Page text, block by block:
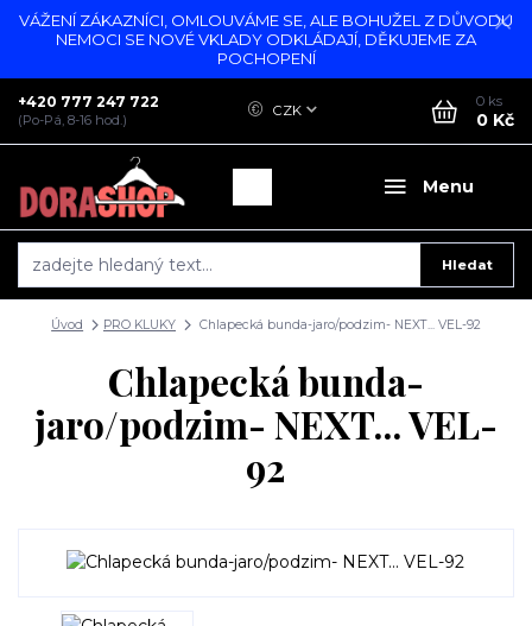
VÁŽENÍ ZÁKAZNÍCI, OMLOUVÁME SE, ALE BOHUŽEL Z DŮVODU
NEMOCI SE NOVÉ VKLADY ODKLÁDAJÍ, DĚKUJEME ZA
POCHOPENÍ
Menu
CZK
Hledat
+420 777 247 722
(Po-Pá, 8-16 hod.)
0 ks
0 Kč
Úvod PRO KLUKY Chlapecká bunda-jaro/podzim- NEXT... VEL-92
Chlapecká bunda-
jaro/podzim- NEXT... VEL-
92